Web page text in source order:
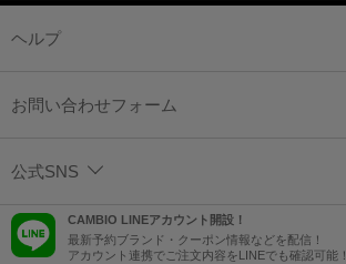
ヘルプ
お問い合わせフォーム
公式SNS
CAMBIO LINEアカウント開設！
最新予約ブランド・クーポン情報などを配信！
アカウント連携でご注文内容をLINEでも確認可能！